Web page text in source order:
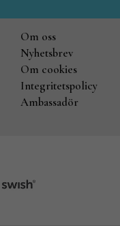
Om oss
Nyhetsbrev
Om cookies
Integritetspolicy
Ambassadör